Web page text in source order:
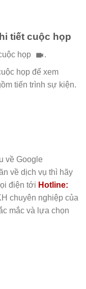
tiết cuộc họp
họp .
họp để xem
tiến trình sự kiện.
về Google
về dịch vụ thì hãy
điện tới Hotline:
chuyên nghiệp của
mắc và lựa chọn